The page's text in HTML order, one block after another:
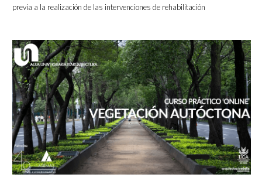
previa a la realización de las intervenciones de rehabilitación